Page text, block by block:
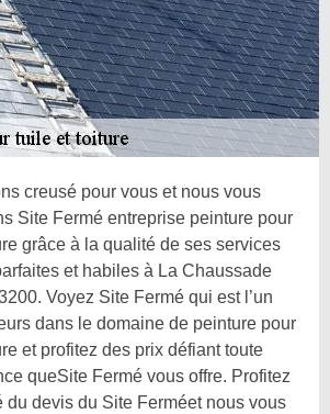
creusé pour vous et nous vous
Site Fermé entreprise peinture pour
grâce à la qualité de ses services
et habiles à La Chaussade
Voyez Site Fermé qui est l’un
dans le domaine de peinture pour
et profitez des prix défiant toute
queSite Fermé vous offre. Profitez
du devis du Site Ferméet nous vous